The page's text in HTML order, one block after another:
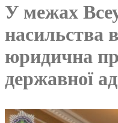
У межах
насильства
юридична
державної